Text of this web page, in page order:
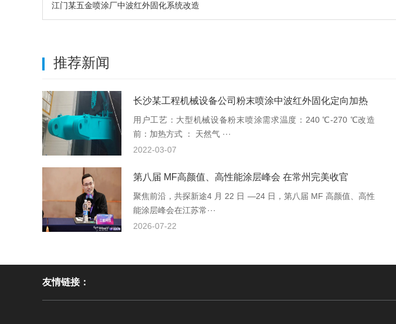
江门某五金喷涂厂中波红外固化系统改造
推荐新闻
长沙某工程机械设备公司粉末喷涂中波红外固化定向加热
改造
用户工艺：大型机械设备粉末喷涂需求温度：240 ℃-270 ℃改造
前：加热方式 ： 天然气 ···
2022-03-07
第八届 MF高颜值、高性能涂层峰会 在常州完美收官
聚焦前沿，共探新途4 月 22 日 —24 日，第八届 MF 高颜值、高性
能涂层峰会在江苏常···
2026-07-22
友情链接：